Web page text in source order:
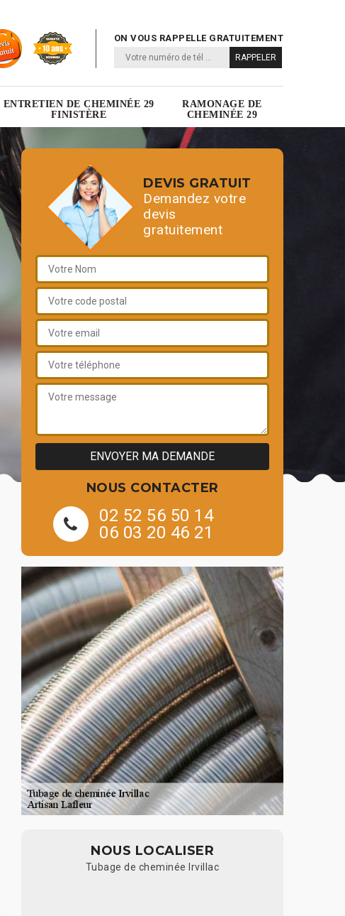
ON VOUS RAPPELLE GRATUITEMENT
ENTRETIEN DE CHEMINÉE 29
FINISTÈRE
RAMONAGE DE
CHEMINÉE 29
DEVIS GRATUIT
Demandez votre
devis
gratuitement
NOUS CONTACTER
02 52 56 50 14
06 03 20 46 21
NOUS LOCALISER
Tubage de cheminée Irvillac